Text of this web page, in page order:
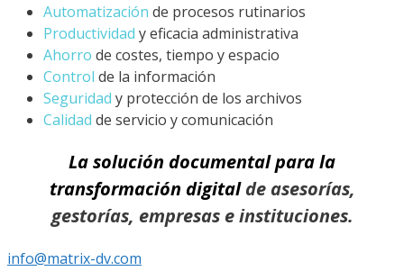
Automatización de procesos rutinarios
Productividad y eficacia administrativa
Ahorro de costes, tiempo y espacio
Control de la información
Seguridad y protección de los archivos
Calidad de servicio y comunicación
La solución documental para la
transformación digitalde asesorías,
gestorías, empresas e instituciones.
info@matrix-dv.com